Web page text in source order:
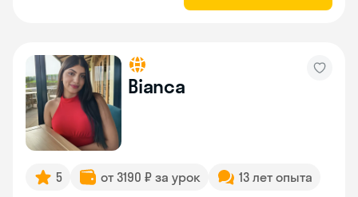
Bianca
5 от 3190 ₽ за урок 13 лет опыта